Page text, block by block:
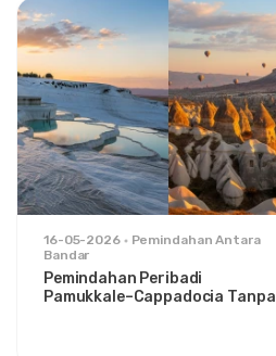
16-05-2026
Pemindahan Antara
Bandar
Pemindahan Peribadi
Pamukkale–Cappadocia Tanpa